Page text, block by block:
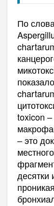
По
toxicon –
– это
десятки